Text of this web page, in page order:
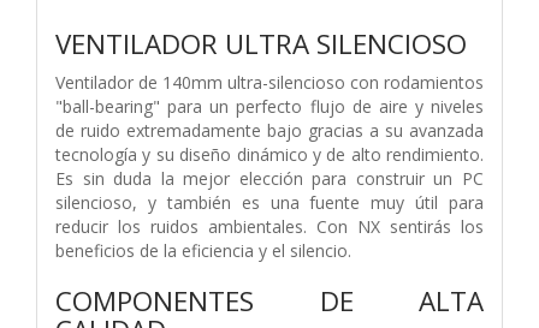
VENTILADOR ULTRA SILENCIOSO
Ventilador de 140mm ultra-silencioso con rodamientos
"ball-bearing" para un perfecto flujo de aire y niveles
de ruido extremadamente bajo gracias a su avanzada
tecnología y su diseño dinámico y de alto rendimiento.
Es sin duda la mejor elección para construir un PC
silencioso, y también es una fuente muy útil para
reducir los ruidos ambientales. Con NX sentirás los
beneficios de la eficiencia y el silencio.
COMPONENTES DE ALTA